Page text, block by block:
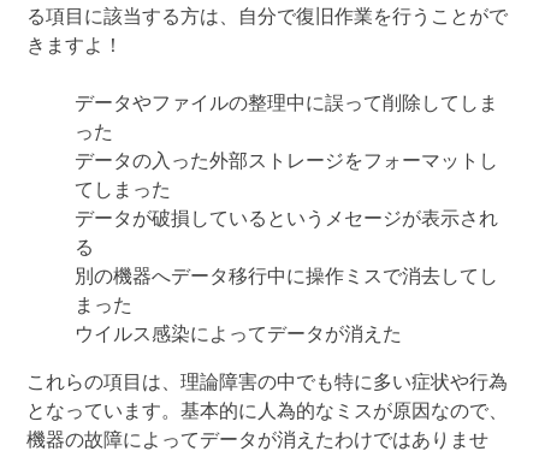
る項目に該当する方は、自分で復旧作業を行うことがで
きますよ！
データやファイルの整理中に誤って削除してしま
った
データの入った外部ストレージをフォーマットし
てしまった
データが破損しているというメセージが表示され
る
別の機器へデータ移行中に操作ミスで消去してし
まった
ウイルス感染によってデータが消えた
これらの項目は、理論障害の中でも特に多い症状や行為
となっています。基本的に人為的なミスが原因なので、
機器の故障によってデータが消えたわけではありませ